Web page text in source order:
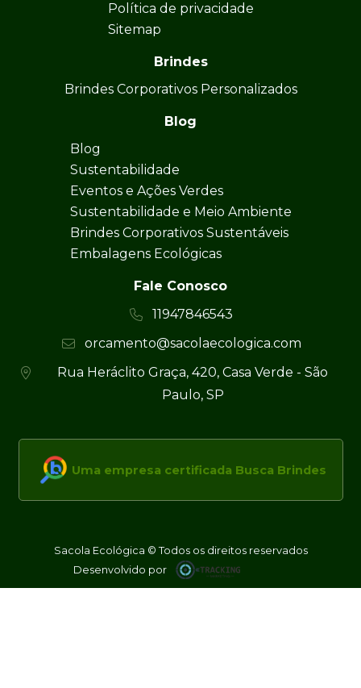
Política de privacidade
Sitemap
Brindes
Brindes Corporativos Personalizados
Blog
Blog
Sustentabilidade
Eventos e Ações Verdes
Sustentabilidade e Meio Ambiente
Brindes Corporativos Sustentáveis
Embalagens Ecológicas
Fale Conosco
11947846543
orcamento@sacolaecologica.com
Rua Heráclito Graça, 420, Casa Verde - São
Paulo, SP
Uma empresa certificada Busca Brindes
Sacola Ecológica © Todos os direitos reservados
Desenvolvido por